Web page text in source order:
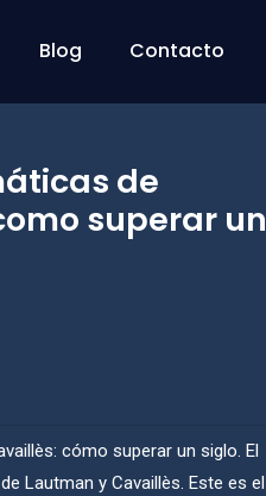
Blog Contacto
de
superar un
cómo superar un siglo. El
Lautman y Cavaillès. Este es el